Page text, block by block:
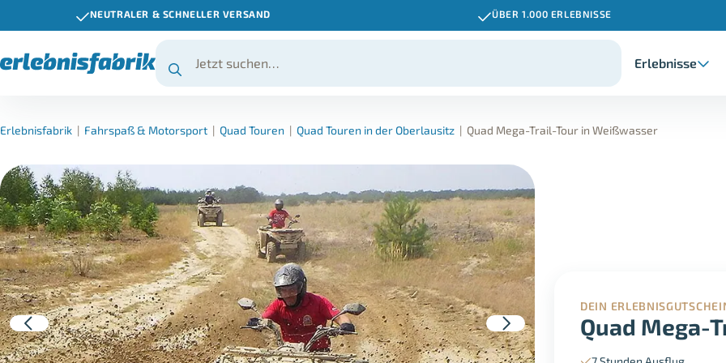
NEUTRALER & SCHNELLER VERSAND ÜBER 1.000 ERLEBNISSE
Erlebnisse
Erlebnisfabrik | Fahrspaß & Motorsport | Quad Touren | Quad Touren in der Oberlausitz | Quad Mega-Trail-Tour in Weißwasser
DEIN
Quad Mega-